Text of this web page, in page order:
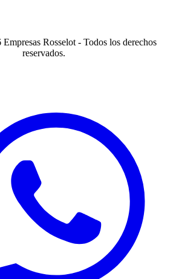
Rosselot - Todos los derechos
reservados.